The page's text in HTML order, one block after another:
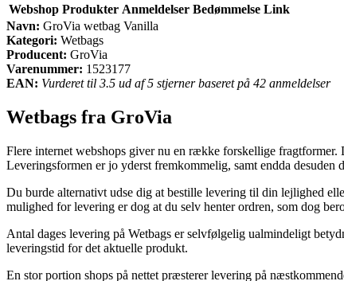
Webshop Produkter Anmeldelser Bedømmelse Link
Navn: GroVia wetbag Vanilla
Kategori: Wetbags
Producent: GroVia
Varenummer: 1523177
EAN: Vurderet til 3.5 ud af 5 stjerner baseret på 42 anmeldelser
Wetbags fra GroVia
Flere internet webshops giver nu en række forskellige fragtformer.
Leveringsformen er jo yderst fremkommelig, samt endda
Du burde alternativt udse dig at bestille levering til din lejlighed
mulighed for levering er dog at du selv henter ordren, som dog
Antal dages levering på Wetbags er selvfølgelig ualmindeligt
leveringstid for det aktuelle produkt.
En stor portion shops på nettet præsterer levering på